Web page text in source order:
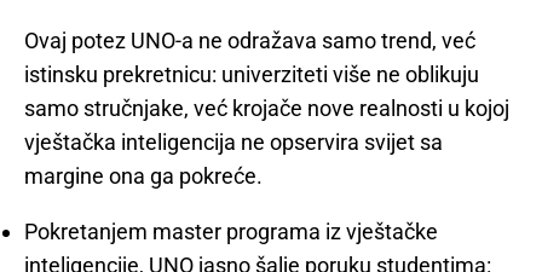
Ovaj potez UNO-a ne odražava samo trend, već
istinsku prekretnicu: univerziteti više ne oblikuju
samo stručnjake, već krojače nove realnosti u kojoj
vještačka inteligencija ne opservira svijet sa
margine ona ga pokreće.
Pokretanjem master programa iz vještačke
inteligencije, UNO jasno šalje poruku studentima: